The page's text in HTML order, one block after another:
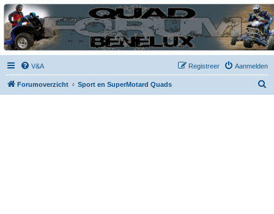
| QFB |
Hét quadforum van de Benelux
V&A Aanmelden
Registreer
Forumoverzicht Sport en SuperMotard Quads